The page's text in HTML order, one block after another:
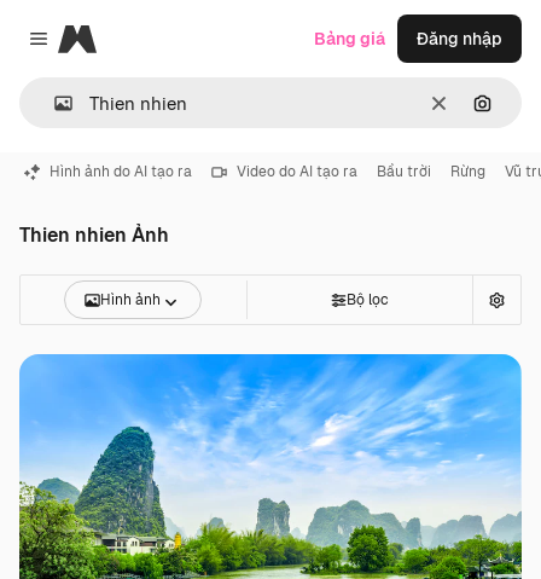
Close menu
Magnific
ThôngTìm
Bảng giá Đăng nhập
Hình ảnh do AI tạo ra Video do AI tạo ra Bầu trời Rừng Vũ
Thien nhien Ảnh
Hình ảnh Bộ lọc